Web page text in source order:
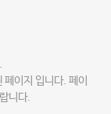
이지 입니다. 페이
니다.